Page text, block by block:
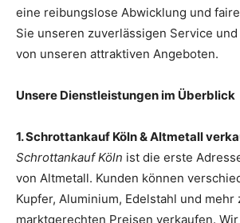
eine reibungslose Abwicklung und
Sie unseren zuverlässigen Service
von unseren attraktiven Angeboten.
Unsere Dienstleistungen im Überblick
1. Schrottankauf Köln & Altmetall
Schrottankauf Köln ist die erste
von Altmetall. Kunden können
Kupfer, Aluminium, Edelstahl und mehr
marktgerechten Preisen verkaufen.